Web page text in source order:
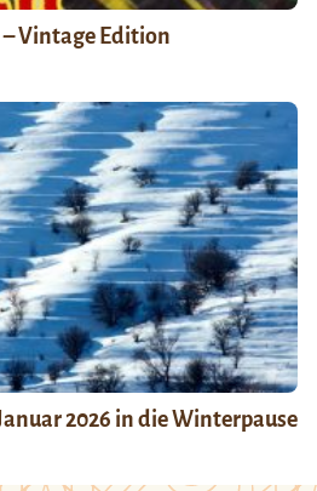
Vintage Edition
2026 in die Winterpause